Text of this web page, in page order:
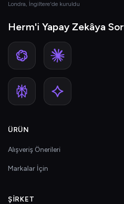
Londra, İngiltere'de kuruldu
Herm'i Yapay Zekâya Sor
ÜRÜN
Alışveriş Önerileri
Markalar İçin
ŞIRKET